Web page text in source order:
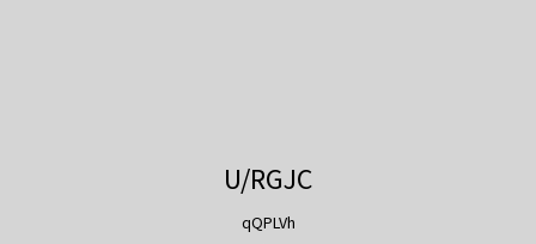
U/RGJC
qQPLVh